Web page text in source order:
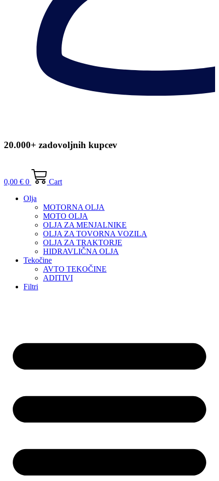
20.000+ zadovoljnih kupcev
0,00 € 0
Cart
Olja
MOTORNA OLJA
MOTO OLJA
OLJA ZA MENJALNIKE
OLJA ZA TOVORNA VOZILA
OLJA ZA TRAKTORJE
HIDRAVLIČNA OLJA
Tekočine
AVTO TEKOČINE
ADITIVI
Filtri